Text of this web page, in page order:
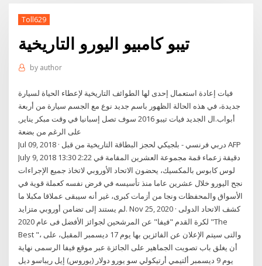
Toll629
تيبو كامبيو اليورو التاريخية
by author
فيات إعادة استعمال إحدى لها الطوائف التاريخية لإعطاء الحياة لسيارة
جديدة، في هذه الحالة الظهور باسم جديد نوع مع الجسم سيارة من أربعة
أبواب.ال الجديد فيات تيبو 2016 سوف تصل إسبانيا في وقت مبكر يناير,
على الرغم من بضعة
Jul 09, 2018 · دربي فرنسي - بلجيكي لحجز البطاقة التاريخية من قبل AFP
July 9, 2018 13:30 2:22 دقيقة زعماء قمة مجموعة العشرين المقامة في
لوس كابوس بالمكسيك، يحضون الاتحاد الأوروبي لاتخاذ جميع الإجراءات
نجح اليورو خلال عشرين عاما منذ تأسيسه في فرض نفسه كعملة قوية في
الأسواق والمحفظات ونجا من أزمات كبرى، غير أنه سيبقى عملاقا مكبلا ما
لم يستند إلى تضامن أوروبي متزايد. Nov 25, 2020 · كشف الاتحاد الدولى
لكرة القدم "فيفا" عن المرشحين لجوائز الأفضل فى عام 2020 "The
Best "، والتى سيتم الإعلان عن الفائزين بها يوم 17 ديسمبر المقبل، على
أن يغلق باب تصويت الجماهير على الجائزة عبر موقع فيفا الرسمى نهاية
يوم 9 ديسمبر ألتيمي أرتيكولي سو يورو دولار (يوروس) إيل ريباسو ديل